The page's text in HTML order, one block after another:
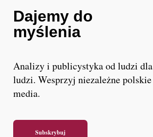
Dajemy do
myślenia
Analizy i publicystyka od ludzi dla
ludzi. Wesprzyj niezależne polskie
media.
Subskrybuj